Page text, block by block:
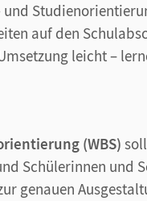
auf den
leicht –
(WBS)
Schülerinnen und
genauen